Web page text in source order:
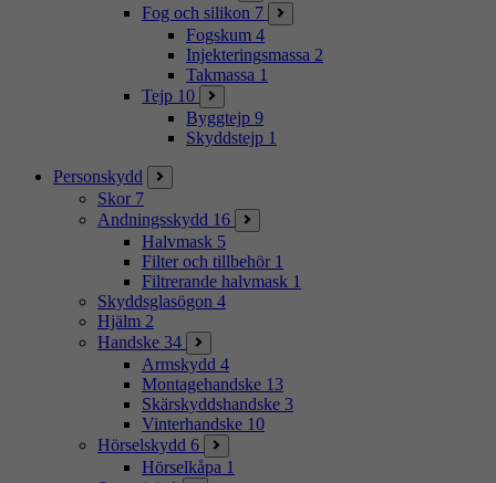
Fog och silikon 7
Fogskum 4
Injekteringsmassa 2
Takmassa 1
Tejp 10
Byggtejp 9
Skyddstejp 1
Personskydd
Skor 7
Andningsskydd 16
Halvmask 5
Filter och tillbehör 1
Filtrerande halvmask 1
Skyddsglasögon 4
Hjälm 2
Handske 34
Armskydd 4
Montagehandske 13
Skärskyddshandske 3
Vinterhandske 10
Hörselskydd 6
Hörselkåpa 1